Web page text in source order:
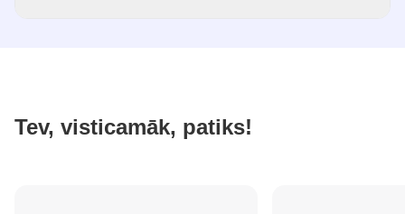
Tev, visticamāk, patiks!